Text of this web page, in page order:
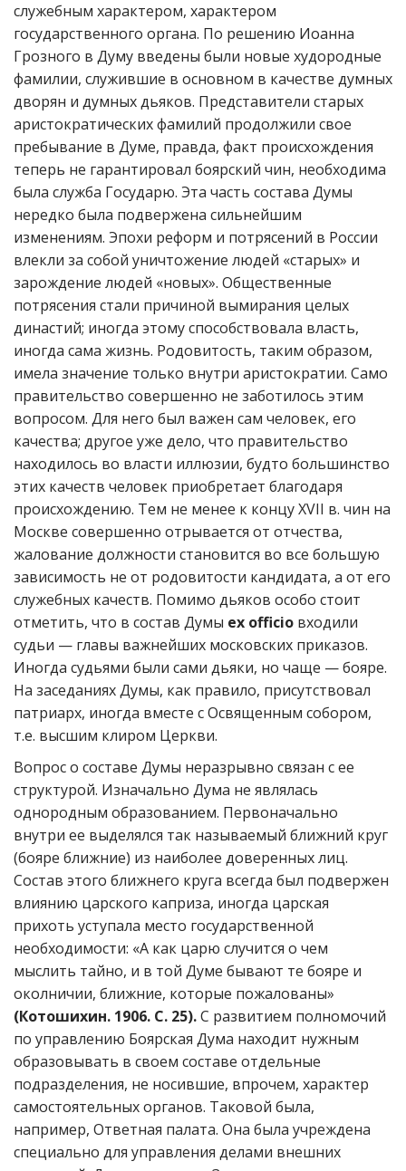
служебным характером, характером
государственного органа. По решению Иоанна
Грозного в Думу введены были новые худородные
фамилии, служившие в основном в качестве думных
дворян и думных дьяков. Представители старых
аристократических фамилий продолжили свое
пребывание в Думе, правда, факт происхождения
теперь не гарантировал боярский чин, необходима
была служба Государю. Эта часть состава Думы
нередко была подвержена сильнейшим
изменениям. Эпохи реформ и потрясений в России
влекли за собой уничтожение людей «старых» и
зарождение людей «новых». Общественные
потрясения стали причиной вымирания целых
династий; иногда этому способствовала власть,
иногда сама жизнь. Родовитость, таким образом,
имела значение только внутри аристократии. Само
правительство совершенно не заботилось этим
вопросом. Для него был важен сам человек, его
качества; другое уже дело, что правительство
находилось во власти иллюзии, будто большинство
этих качеств человек приобретает благодаря
происхождению. Тем не менее к концу XVII в. чин на
Москве совершенно отрывается от отчества,
жалование должности становится во все большую
зависимость не от родовитости кандидата, а от его
служебных качеств. Помимо дьяков особо стоит
отметить, что в состав Думы ex officio входили
судьи — главы важнейших московских приказов.
Иногда судьями были сами дьяки, но чаще — бояре.
На заседаниях Думы, как правило, присутствовал
патриарх, иногда вместе с Освященным собором,
т.е. высшим клиром Церкви.
Вопрос о составе Думы неразрывно связан с ее
структурой. Изначально Дума не являлась
однородным образованием. Первоначально
внутри ее выделялся так называемый ближний круг
(бояре ближние) из наиболее доверенных лиц.
Состав этого ближнего круга всегда был подвержен
влиянию царского каприза, иногда царская
прихоть уступала место государственной
необходимости: «А как царю случится о чем
мыслить тайно, и в той Думе бывают те бояре и
околничии, ближние, которые пожалованы»
(Котошихин. 1906. С. 25).С развитием полномочий
по управлению Боярская Дума находит нужным
образовывать в своем составе отдельные
подразделения, не носившие, впрочем, характер
самостоятельных органов. Таковой была,
например, Ответная палата. Она была учреждена
специально для управления делами внешних